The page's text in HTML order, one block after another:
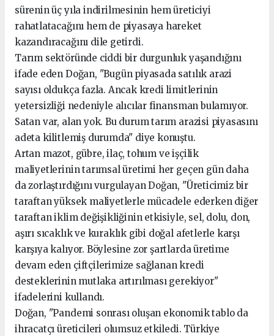
sürenin üç yıla indirilmesinin hem üreticiyi
rahatlatacağını hem de piyasaya hareket
kazandıracağını dile getirdi.
Tarım sektöründe ciddi bir durgunluk yaşandığını
ifade eden Doğan, "Bugün piyasada satılık arazi
sayısı oldukça fazla. Ancak kredi limitlerinin
yetersizliği nedeniyle alıcılar finansman bulamıyor.
Satan var, alan yok. Bu durum tarım arazisi piyasasını
adeta kilitlemiş durumda" diye konuştu.
Artan mazot, gübre, ilaç, tohum ve işçilik
maliyetlerinin tarımsal üretimi her geçen gün daha
da zorlaştırdığını vurgulayan Doğan, "Üreticimiz bir
taraftan yüksek maliyetlerle mücadele ederken diğer
taraftan iklim değişikliğinin etkisiyle, sel, dolu, don,
aşırı sıcaklık ve kuraklık gibi doğal afetlerle karşı
karşıya kalıyor. Böylesine zor şartlarda üretime
devam eden çiftçilerimize sağlanan kredi
desteklerinin mutlaka artırılması gerekiyor"
ifadelerini kullandı.
Doğan, "Pandemi sonrası oluşan ekonomik tablo da
ihracatçı üreticileri olumsuz etkiledi. Türkiye